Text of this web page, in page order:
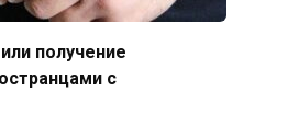
получение
с